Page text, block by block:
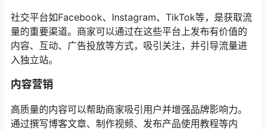
社交平台如Facebook、Instagram、TikTok等，是获取流
量的重要渠道。商家可以通过在这些平台上发布有价值的
内容、互动、广告投放等方式，吸引关注，并引导流量进
入独立站。
内容营销
高质量的内容可以帮助商家吸引用户并增强品牌影响力。
通过撰写博客文章、制作视频、发布产品使用教程等内